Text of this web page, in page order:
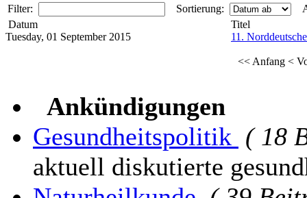
Filter:
Sortierung:
Datum
Titel
Tuesday, 01 September 2015
11.
<< Anfang <
Ankündigungen
Gesundheitspolitik ( 18
aktuell diskutierte